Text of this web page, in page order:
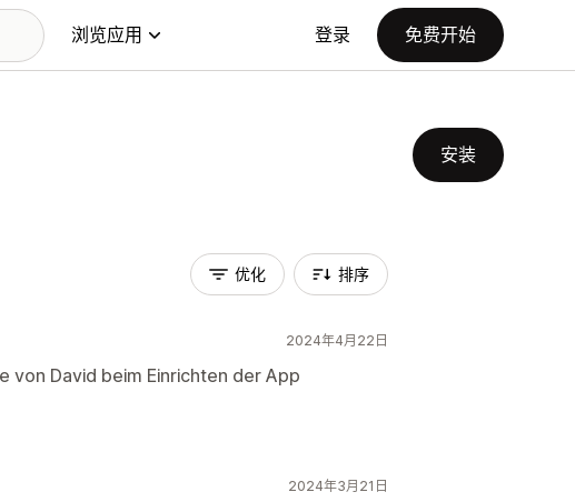
浏览应用 登录 免费开始
安装
优化 排序
2024年4月22日
von David beim Einrichten der App
2024年3月21日